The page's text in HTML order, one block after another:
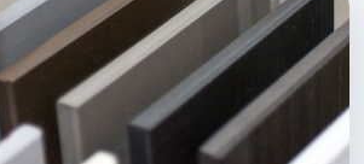
#interior materials guide
#mecidiyeköy mim